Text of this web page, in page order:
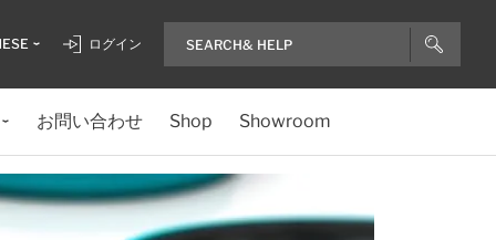
ログイン
お問い合わせ Shop Showroom